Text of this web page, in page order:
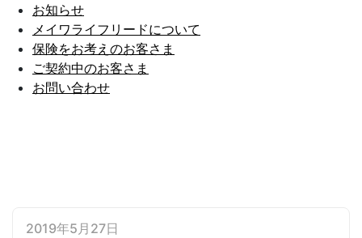
お知らせ
メイワライフリードについて
保険をお考えのお客さま
ご契約中のお客さま
お問い合わせ
2019年5月27日